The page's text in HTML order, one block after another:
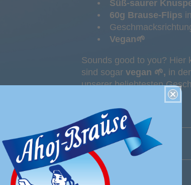
Süß-saurer
60g Brause-Flips
Vegan🌱
Sounds good to you? Hier
sind sogar vegan 🌱, in der
unserer beliebtesten
Zutaten
Nährwerttabelle